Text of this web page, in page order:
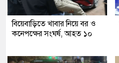
বিয়েবাড়িতে খাবার নিয়ে বর ও
কনেপক্ষের সংঘর্ষ, আহত ১০